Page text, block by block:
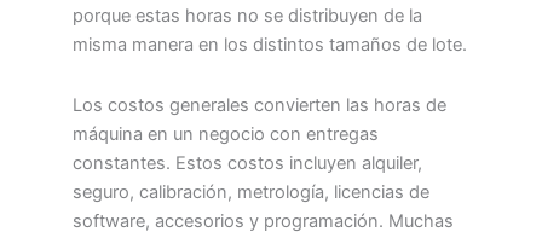
porque estas horas no se distribuyen de la
misma manera en los distintos tamaños de lote.
Los costos generales convierten las horas de
máquina en un negocio con entregas
constantes. Estos costos incluyen alquiler,
seguro, calibración, metrología, licencias de
software, accesorios y programación. Muchas